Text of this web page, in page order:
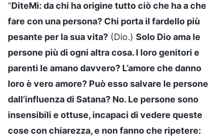
“DiteMi: da chi ha origine tutto ciò che ha a che
fare con una persona? Chi porta il fardello più
pesante per la sua vita? (Dio.) Solo Dio ama le
persone più di ogni altra cosa. I loro genitori e
parenti le amano davvero? L’amore che danno
loro è vero amore? Può esso salvare le persone
dall’influenza di Satana? No. Le persone sono
insensibili e ottuse, incapaci di vedere queste
cose con chiarezza, e non fanno che ripetere: